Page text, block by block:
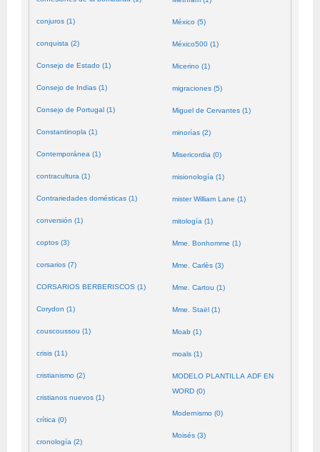
conjuros (1)
conquista (2)
Consejo de Estado (1)
Consejo de Indias (1)
Consejo de Portugal (1)
Constantinopla (1)
Contemporánea (1)
contracultura (1)
Contrariedades domésticas (1)
conversión (1)
coptos (3)
corsarios (7)
CORSARIOS BERBERISCOS (1)
Corydon (1)
couscoussou (1)
crisis (11)
cristianismo (2)
cristianos nuevos (1)
crítica (0)
cronología (2)
México (5)
México500 (1)
Micerino (1)
migraciones (5)
Miguel de Cervantes (1)
minorías (2)
Misericordia (0)
misionología (1)
mister William Lane (1)
mitología (1)
Mme. Bonhomme (1)
Mme. Carlès (3)
Mme. Cartou (1)
Mme. Staël (1)
Moab (1)
moals (1)
MODELO PLANTILLA ADF EN
WORD (0)
Modernismo (0)
Moisés (3)